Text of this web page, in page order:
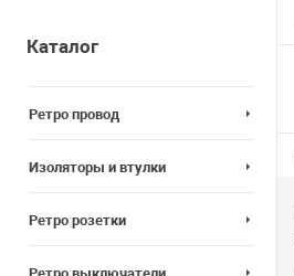
Каталог
Ретро провод
Изоляторы и втулки
Ретро розетки